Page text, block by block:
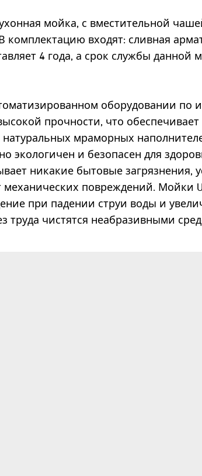
мойка, с вместительной
входят: сливная
4 года, а срок службы
оборудовании по
прочности, что
мраморных
экологичен и безопасен для
никакие бытовые загрязнения,
повреждений. Мойки
при падении струи воды и
чистятся неабразивными